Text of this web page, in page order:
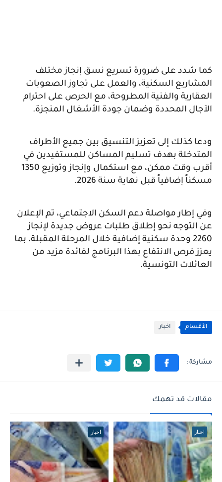
كما شدد على ضرورة تسريع نسق إنجاز مختلف
المشاريع السكنية، والعمل على تجاوز الصعوبات
العقارية والفنية المطروحة، مع الحرص على احترام
الآجال المحددة وضمان جودة الأشغال المنجزة.
ودعا كذلك إلى تعزيز التنسيق بين جميع الأطراف
المتدخلة بهدف تسليم المساكن للمستفيدين في
أقرب وقت ممكن، مع استكمال وإنجاز وتوزيع 1350
مسكناً إضافياً قبل نهاية سنة 2026.
وفي إطار مواصلة دعم السكن الاجتماعي، تم الإعلان
عن التوجه نحو إطلاق طلبات عروض جديدة لإنجاز
2260 وحدة سكنية إضافية خلال المرحلة المقبلة، بما
يعزز فرص الانتفاع بهذا البرنامج لفائدة مزيد من
العائلات التونسية.
الأقسام اخبار
مقالات قد تهمك
اخبار اخبار